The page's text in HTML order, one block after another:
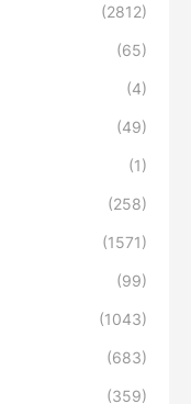
(2812)
(65)
(4)
(49)
(1)
(258)
(1571)
(99)
(1043)
(683)
(359)